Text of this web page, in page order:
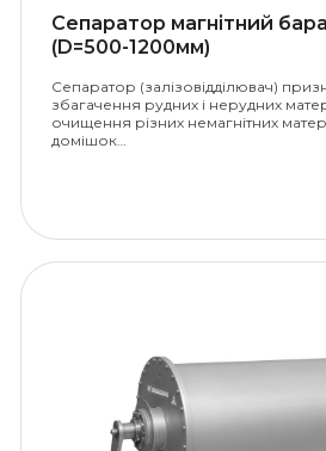
Сепаратор магнітний
(D=500-1200мм)
Сепаратор (залізовідділювач)
збагачення рудних і нерудних
очищення різних немагнітних
домішок…